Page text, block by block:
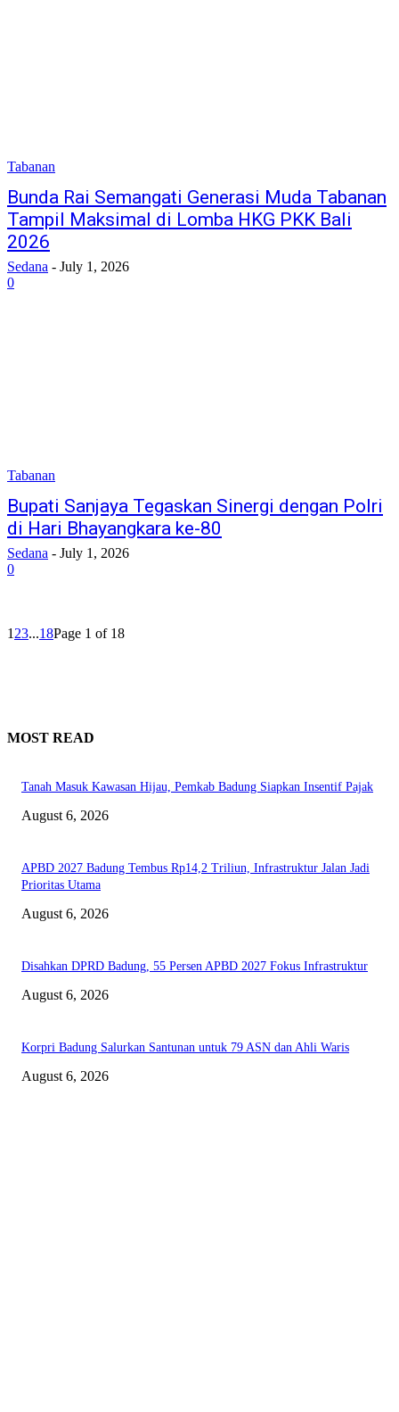
Tabanan
Bunda Rai Semangati Generasi Muda Tabanan
Tampil Maksimal di Lomba HKG PKK Bali
2026
Sedana - July 1, 2026
0
Tabanan
Bupati Sanjaya Tegaskan Sinergi dengan Polri
di Hari Bhayangkara ke-80
Sedana - July 1, 2026
0
1 23...18Page 1 of 18
MOST READ
Tanah Masuk Kawasan Hijau, Pemkab Badung Siapkan Insentif Pajak
August 6, 2026
APBD 2027 Badung Tembus Rp14,2 Triliun, Infrastruktur Jalan Jadi
Prioritas Utama
August 6, 2026
Disahkan DPRD Badung, 55 Persen APBD 2027 Fokus Infrastruktur
August 6, 2026
Korpri Badung Salurkan Santunan untuk 79 ASN dan Ahli Waris
August 6, 2026